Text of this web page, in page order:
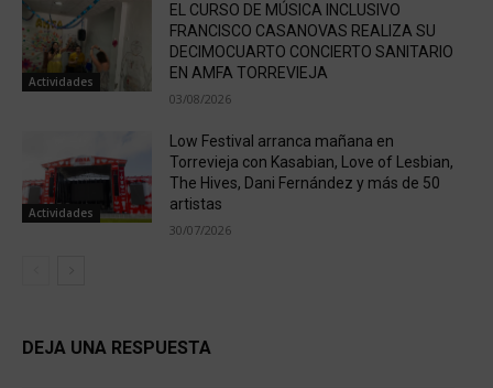
Actividades
EL CURSO DE MÚSICA INCLUSIVO
FRANCISCO CASANOVAS REALIZA SU
DECIMOCUARTO CONCIERTO SANITARIO
EN AMFA TORREVIEJA
03/08/2026
Actividades
Low Festival arranca mañana en
Torrevieja con Kasabian, Love of Lesbian,
The Hives, Dani Fernández y más de 50
artistas
30/07/2026
DEJA UNA RESPUESTA